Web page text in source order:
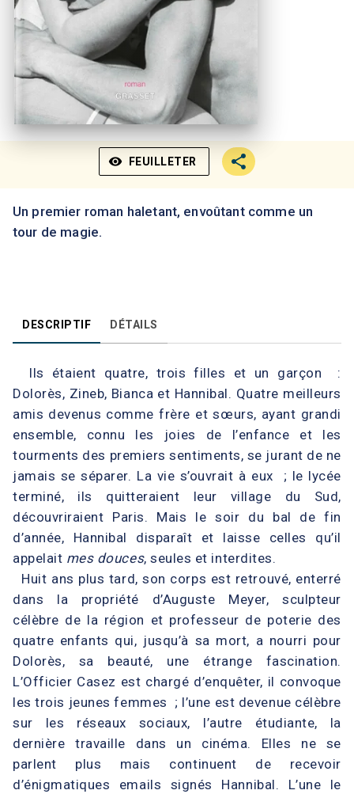
visibility FEUILLETER
Un premier roman haletant, envoûtant comme un
tour de magie.
DESCRIPTIF DÉTAILS
Ils étaient quatre, trois filles et un garçon :
Dolorès, Zineb, Bianca et Hannibal. Quatre meilleurs
amis devenus comme frère et sœurs, ayant grandi
ensemble, connu les joies de l’enfance et les
tourments des premiers sentiments, se jurant de ne
jamais se séparer. La vie s’ouvrait à eux ; le lycée
terminé, ils quitteraient leur village du Sud,
découvriraient Paris. Mais le soir du bal de fin
d’année, Hannibal disparaît et laisse celles qu’il
appelait mes douces, seules et interdites.
Huit ans plus tard, son corps est retrouvé, enterré
dans la propriété d’Auguste Meyer, sculpteur
célèbre de la région et professeur de poterie des
quatre enfants qui, jusqu’à sa mort, a nourri pour
Dolorès, sa beauté, une étrange fascination.
L’Officier Casez est chargé d’enquêter, il convoque
les trois jeunes femmes ; l’une est devenue célèbre
sur les réseaux sociaux, l’autre étudiante, la
dernière travaille dans un cinéma. Elles ne se
parlent plus mais continuent de recevoir
d’énigmatiques emails signés Hannibal. L’une le